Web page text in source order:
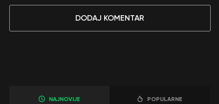
DODAJ KOMENTAR
NAJNOVIJE POPULARNE